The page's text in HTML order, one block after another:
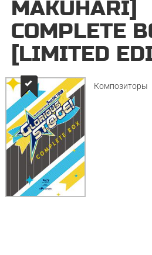
MAKUHARI]
COMPLETE
[LIMITED
Композиторы